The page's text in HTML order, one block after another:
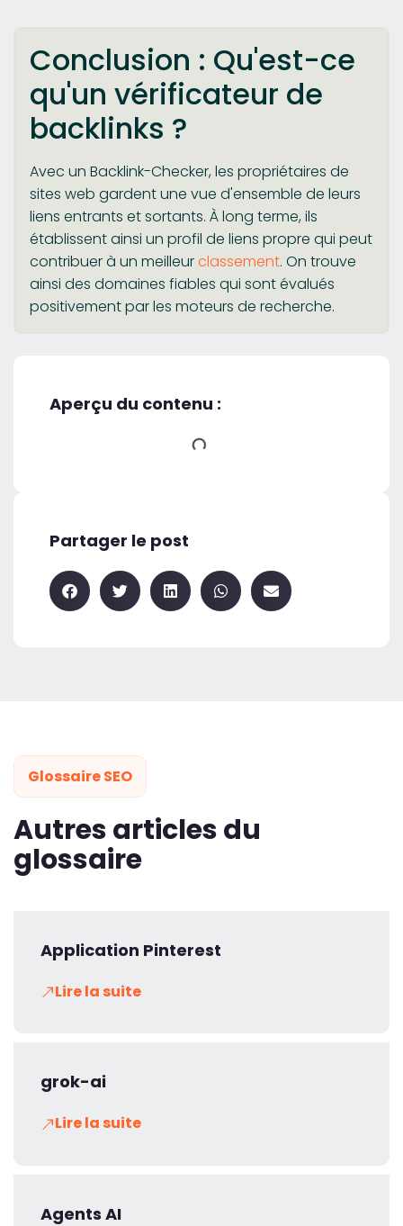
Conclusion : Qu'est-ce
qu'un vérificateur de
backlinks ?
Avec un Backlink-Checker, les propriétaires de
sites web gardent une vue d'ensemble de leurs
liens entrants et sortants. À long terme, ils
établissent ainsi un profil de liens propre qui peut
contribuer à un meilleurclassement. On trouve
ainsi des domaines fiables qui sont évalués
positivement par les moteurs de recherche.
Aperçu du contenu :
Partager le post
Glossaire SEO
Autres articles du
glossaire
Application Pinterest
Lire la suite
grok-ai
Lire la suite
Agents AI